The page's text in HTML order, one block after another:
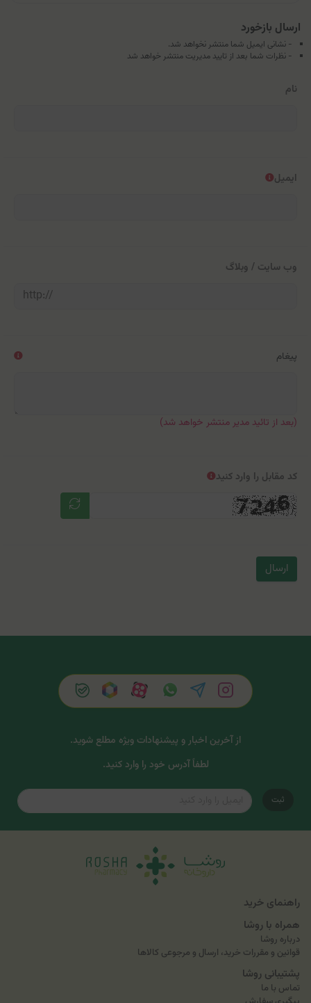
ارسال بازخورد
- نشانی ایمیل شما منتشر نخواهد شد.
- نظرات شما بعد از تایید مدیریت منتشر خواهد شد
نام
ایمیل
وب سایت / وبلاگ
پیغام
(بعد از تائید مدیر منتشر خواهد شد)
کد مقابل را وارد کنید
ارسال
از آخرین اخبار و پیشنهادات ویژه مطلع شوید.
لطفاً آدرس خود را وارد کنید.
ثبت
راهنمای خرید
همراه با روشا
درباره روشا
قوانین و مقررات خرید، ارسال و مرجوعی کالاها
پشتیبانی روشا
تماس با ما